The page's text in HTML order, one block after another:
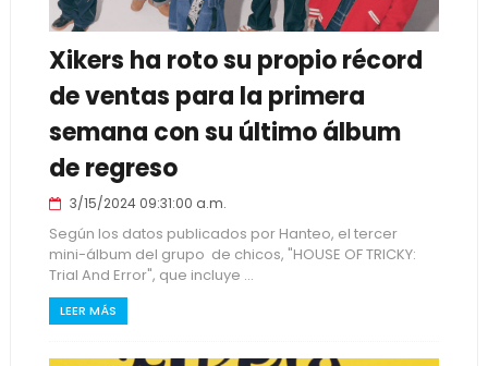
Xikers ha roto su propio récord
de ventas para la primera
semana con su último álbum
de regreso
3/15/2024 09:31:00 a.m.
Según los datos publicados por Hanteo, el tercer
mini-álbum del grupo de chicos, "HOUSE OF TRICKY:
Trial And Error", que incluye ...
LEER MÁS